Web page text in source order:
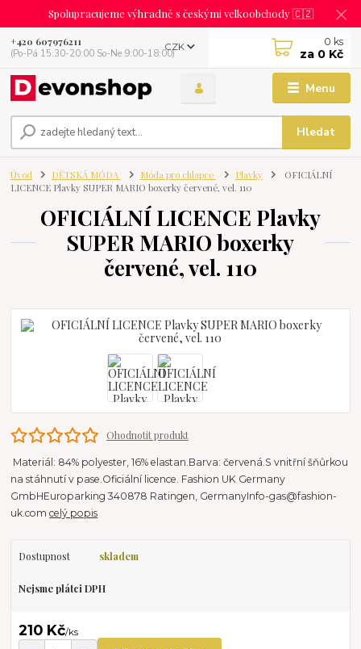
Spolupracujeme výhradně s českými velkoobchody 🇨🇿
Menu
CZK
Hledat
+420 607976211
(Po-Pá 15:30-20:00 So-Ne 9:00-18:00)
0 ks
za 0 Kč
Úvod DĚTSKÁ MÓDA Móda pro chlapce Plavky
OFICIÁLNÍ
LICENCE Plavky SUPER MARIO boxerky červené, vel. 110
OFICIÁLNÍ LICENCE Plavky
SUPER MARIO boxerky
červené, vel. 110
Ohodnotit produkt
Materiál: 84% polyester, 16% elastan.Barva: červená.S vnitřní šňůrkou
na stáhnutí v pase.Oficiální licence. Fashion UK Germany
GmbHEuroparking 340878 Ratingen, GermanyInfo-gas@fashion-
uk.comcelý popis
Dostupnost skladem
Nejsme plátci DPH
210 Kč/ks